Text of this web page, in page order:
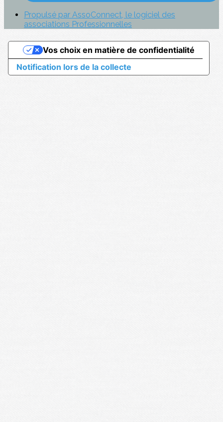
Propulsé par AssoConnect, le logiciel des
associations Professionnelles
Notification lors de la collecte
Vos choix en matière de confidentialité